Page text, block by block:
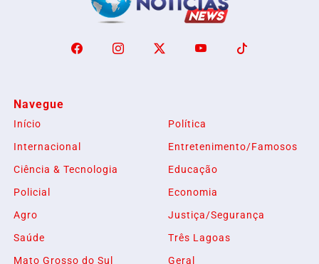
Navegue
Início
Política
Internacional
Entretenimento/Famosos
Ciência & Tecnologia
Educação
Policial
Economia
Agro
Justiça/Segurança
Saúde
Três Lagoas
Mato Grosso do Sul
Geral